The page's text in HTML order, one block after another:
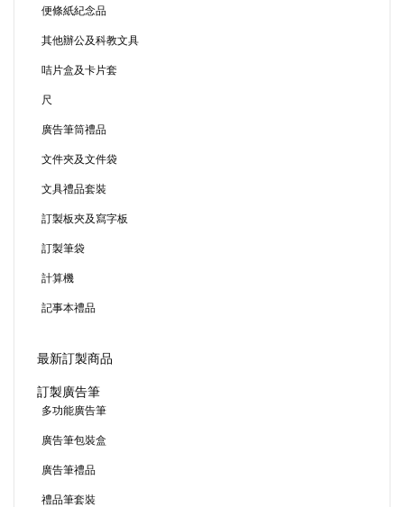
便條紙紀念品
其他辦公及科教文具
咭片盒及卡片套
尺
廣告筆筒禮品
文件夾及文件袋
文具禮品套裝
訂製板夾及寫字板
訂製筆袋
計算機
記事本禮品
最新訂製商品
訂製廣告筆
多功能廣告筆
廣告筆包裝盒
廣告筆禮品
禮品筆套裝